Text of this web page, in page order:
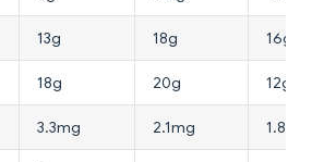
13g 18g 16g
18g 20g 12g
3.3mg 2.1mg 1.8mg